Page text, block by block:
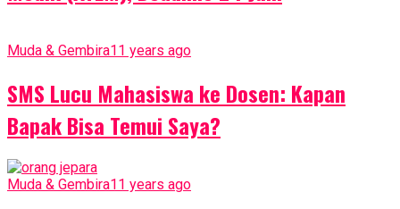
Muda & Gembira11 years ago
SMS Lucu Mahasiswa ke Dosen: Kapan
Bapak Bisa Temui Saya?
Muda & Gembira11 years ago